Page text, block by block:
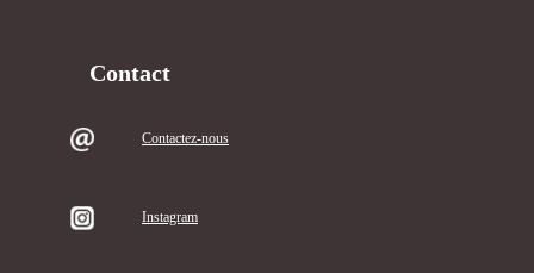
Contact
Contactez-nous
Instagram